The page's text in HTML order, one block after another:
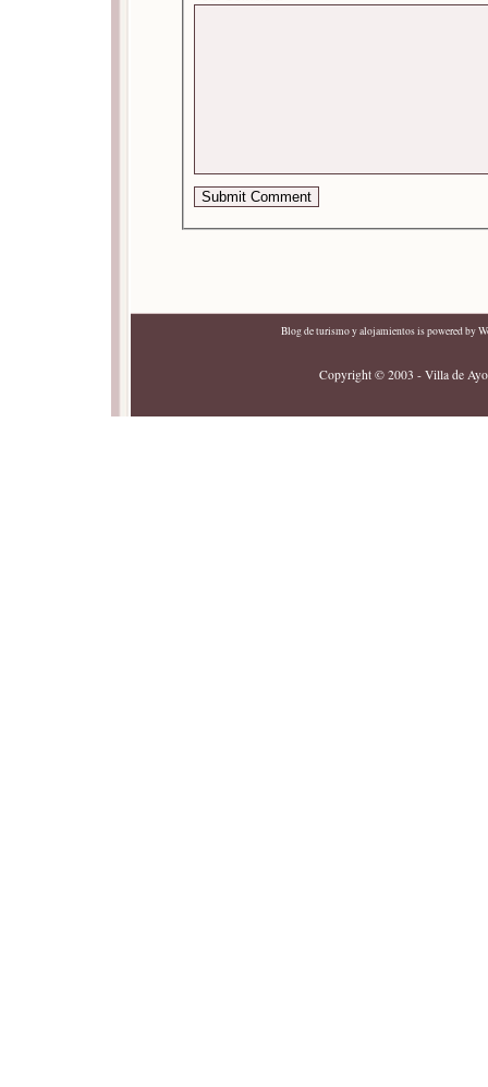
Blog de turismo y alojamientosis powered by
Copyright © 2003 - Villa de